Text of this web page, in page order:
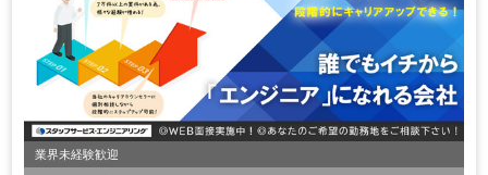
業界未経験歓迎